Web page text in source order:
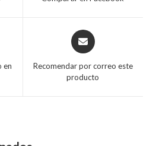
en
Recomendar por correo este
producto